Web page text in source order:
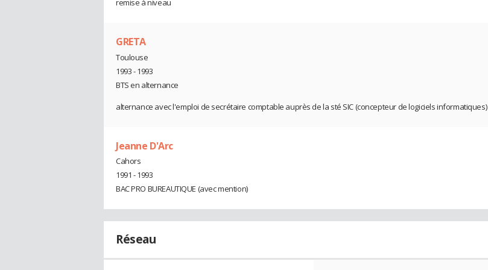
remise à niveau
GRETA
Toulouse
1993 - 1993
BTS en alternance
alternance avec l'emploi de secrétaire comptable auprès de la sté SIC (concepteur de logiciels informatiques)
Jeanne D'Arc
Cahors
1991 - 1993
BAC PRO BUREAUTIQUE (avec mention)
Réseau